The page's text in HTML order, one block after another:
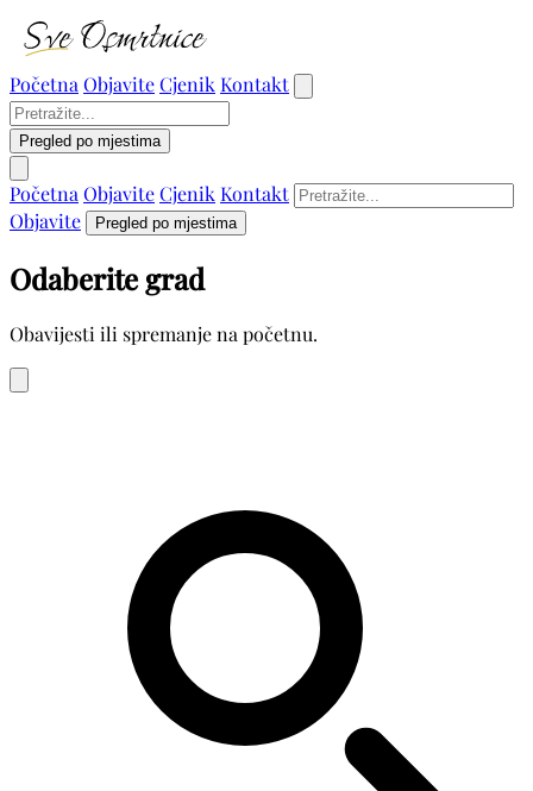
Početna ObjaviteCjenik Kontakt
Pregled po mjestima
Početna ObjaviteCjenik Kontakt
Objavite
Pregled po mjestima
Odaberite grad
Obavijesti ili spremanje na početnu.